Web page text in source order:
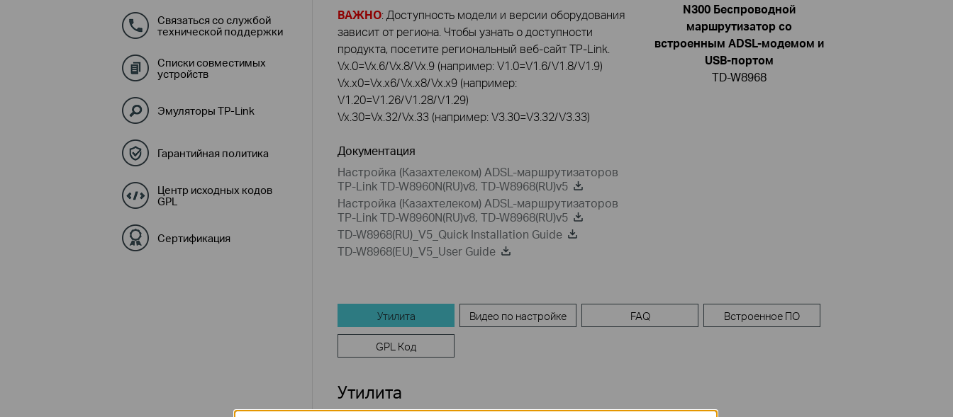
Связаться со службой
технической поддержки
Списки совместимых
устройств
Эмуляторы TP-Link
Гарантийная политика
Центр исходных кодов
GPL
Сертификация
ВАЖНО: Доступность модели и версии оборудования
зависит от региона. Чтобы узнать о доступности
продукта, посетите региональный веб-сайт TP-Link.
Vx.0=Vx.6/Vx.8/Vx.9 (например: V1.0=V1.6/V1.8/V1.9)
Vx.x0=Vx.x6/Vx.x8/Vx.x9 (например:
V1.20=V1.26/V1.28/V1.29)
Vx.30=Vx.32/Vx.33 (например: V3.30=V3.32/V3.33)
Документация
Настройка (Казахтелеком) ADSL-маршрутизаторов
TP-Link TD-W8960N(RU)v8, TD-W8968(RU)v5
Настройка (Казахтелеком) ADSL-маршрутизаторов
TP-Link TD-W8960N(RU)v8, TD-W8968(RU)v5
TD-W8968(RU)_V5_Quick Installation Guide
TD-W8968(EU)_V5_User Guide
N300 Беспроводной
маршрутизатор со
встроенным ADSL-модемом и
USB-портом
TD-W8968
Утилита Видео по настройке FAQ Встроенное ПО
GPL Код
Утилита